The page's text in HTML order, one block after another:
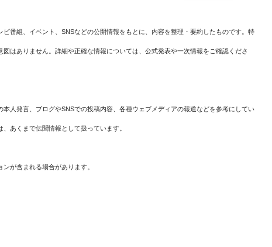
番組、イベント、SNSなどの公開情報をもとに、内容を整理・要約したものです。特
はありません。詳細や正確な情報については、公式発表や一次情報をご確認くださ
人発言、ブログやSNSでの投稿内容、各種ウェブメディアの報道などを参考にしてい
あくまで伝聞情報として扱っています。
が含まれる場合があります。